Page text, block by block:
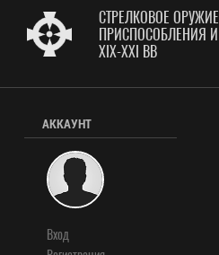
СТРЕЛКОВОЕ
ПРИСПОСОБЛЕНИЯ
XIX-XXI ВВ
АККАУНТ
Вход